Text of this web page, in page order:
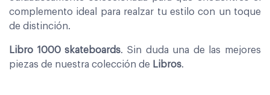
complemento ideal para realzar tu estilo con un toque
de distinción.
Libro 1000 skateboards. Sin duda una de las mejores
piezas de nuestra colección de Libros.